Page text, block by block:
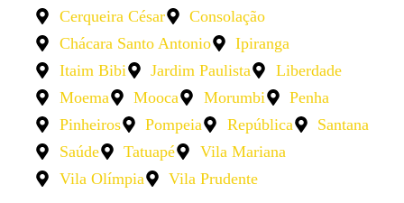
Cerqueira César
Consolação
Chácara Santo Antonio
Ipiranga
Itaim Bibi
Jardim Paulista
Liberdade
Moema
Mooca Morumbi
Penha
Pinheiros
Pompeia República
Santana
Saúde
Tatuapé
Vila Mariana
Vila Olímpia
Vila Prudente